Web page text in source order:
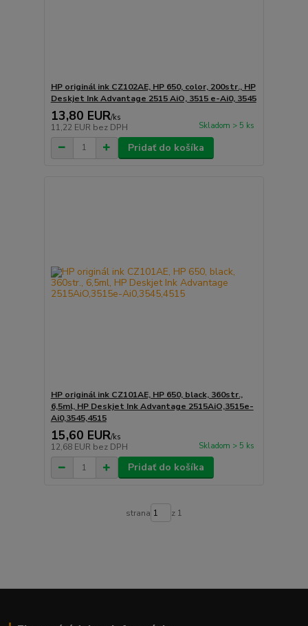
HP originál ink CZ102AE, HP 650, color, 200str., HP
Deskjet Ink Advantage 2515 AiO, 3515 e-Ai0, 3545
13,80 EUR/ks
11,22 EUR bez DPH Skladom > 5 ks
Pridať do košíka
HP originál ink CZ101AE, HP 650, black, 360str.,
6,5ml, HP Deskjet Ink Advantage 2515AiO,3515e-
Ai0,3545,4515
15,60 EUR/ks
12,68 EUR bez DPH Skladom > 5 ks
Pridať do košíka
strana z 1